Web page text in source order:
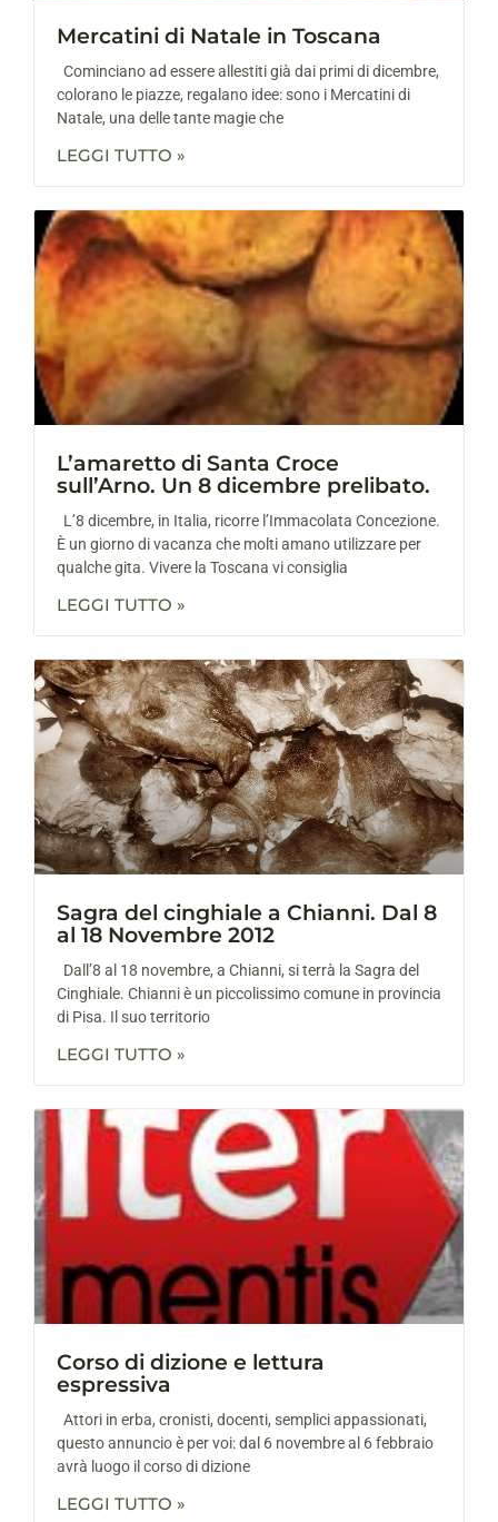
Mercatini di Natale in Toscana
Cominciano ad essere allestiti già dai primi di dicembre,
colorano le piazze, regalano idee: sono i Mercatini di
Natale, una delle tante magie che
LEGGI TUTTO »
L’amaretto di Santa Croce
sull’Arno. Un 8 dicembre prelibato.
L’8 dicembre, in Italia, ricorre l’Immacolata Concezione.
È un giorno di vacanza che molti amano utilizzare per
qualche gita. Vivere la Toscana vi consiglia
LEGGI TUTTO »
Sagra del cinghiale a Chianni. Dal 8
al 18 Novembre 2012
Dall’8 al 18 novembre, a Chianni, si terrà la Sagra del
Cinghiale. Chianni è un piccolissimo comune in provincia
di Pisa. Il suo territorio
LEGGI TUTTO »
Corso di dizione e lettura
espressiva
Attori in erba, cronisti, docenti, semplici appassionati,
questo annuncio è per voi: dal 6 novembre al 6 febbraio
avrà luogo il corso di dizione
LEGGI TUTTO »